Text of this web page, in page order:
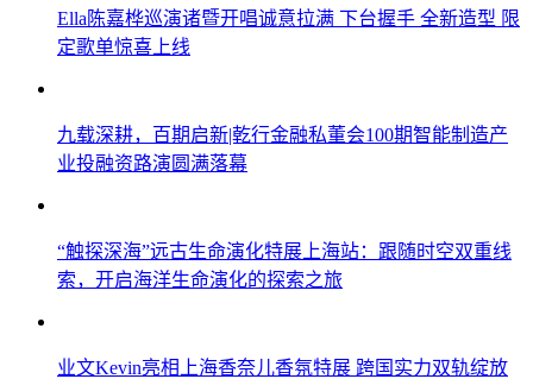
Ella陈嘉桦巡演诸暨开唱诚意拉满 下台握手 全新造型 限
定歌单惊喜上线
九载深耕，百期启新|乾行金融私董会100期智能制造产
业投融资路演圆满落幕
“触探深海”远古生命演化特展上海站：跟随时空双重线
索，开启海洋生命演化的探索之旅
业文Kevin亮相上海香奈儿香氛特展 跨国实力双轨绽放